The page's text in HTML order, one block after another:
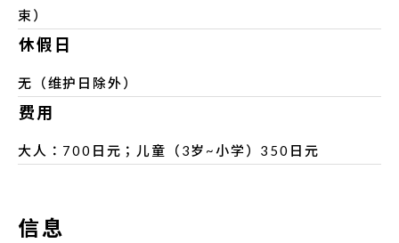
束）
休假日
无（维护日除外）
费用
大人：700日元；儿童（3岁~小学）350日元
信息